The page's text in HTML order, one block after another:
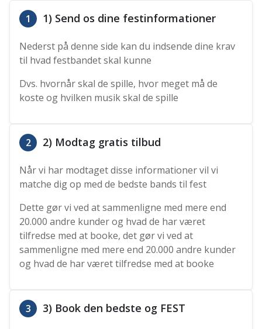
1 1) Send os dine festinformationer
Nederst på denne side kan du indsende dine krav
til hvad festbandet skal kunne
Dvs. hvornår skal de spille, hvor meget må de
koste og hvilken musik skal de spille
2 2) Modtag gratis tilbud
Når vi har modtaget disse informationer vil vi
matche dig op med de bedste bands til fest
Dette gør vi ved at sammenligne med mere end
20.000 andre kunder og hvad de har været
tilfredse med at booke, det gør vi ved at
sammenligne med mere end 20.000 andre kunder
og hvad de har været tilfredse med at booke
3 3) Book den bedste og FEST